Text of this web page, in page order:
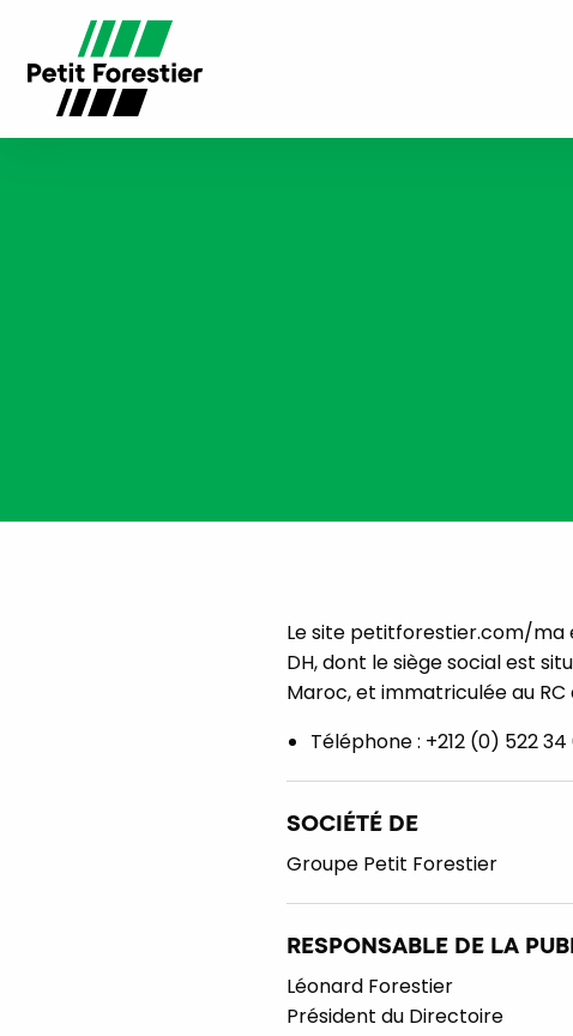
Le site petitforestier.com/ma
DH, dont le siège social est
Maroc, et immatriculée au RC
Téléphone : +212 (0) 522 34
SOCIÉTÉ DE
Groupe Petit Forestier
RESPONSABLE DE LA
Léonard Forestier
Président du Directoire